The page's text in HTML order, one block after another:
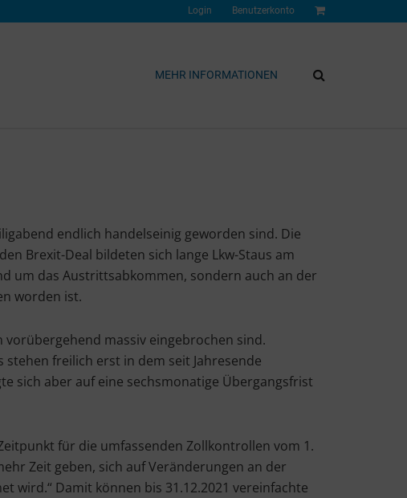
Login Benutzerkonto
MEHR INFORMATIONEN
endlich handelseinig geworden sind. Die
Brexit-Deal bildeten sich lange Lkw-Staus am
um das Austrittsabkommen, sondern auch an der
worden ist.
vorübergehend massiv eingebrochen sind.
freilich erst in dem seit Jahresende
sich aber auf eine sechsmonatige Übergangsfrist
für die umfassenden Zollkontrollen vom 1.
Zeit geben, sich auf Veränderungen an der
wird.“ Damit können bis 31.12.2021 vereinfachte